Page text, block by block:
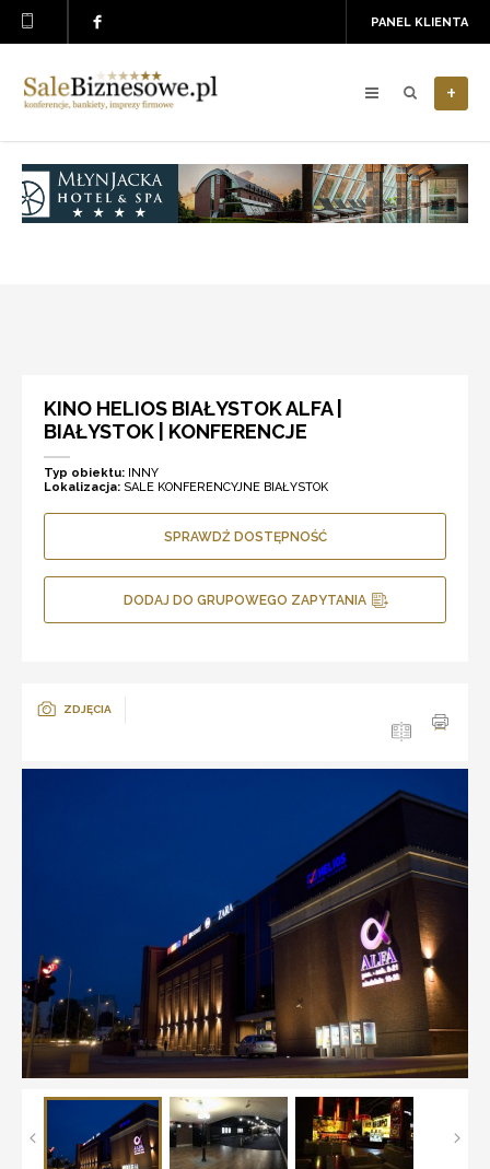
PANEL KLIENTA
+
KINO HELIOS BIAŁYSTOK ALFA |
BIAŁYSTOK | KONFERENCJE
Typ obiektu: INNY
Lokalizacja: SALE KONFERENCYJNE BIAŁYSTOK
SPRAWDŹ DOSTĘPNOŚĆ
DODAJ DO GRUPOWEGO ZAPYTANIA
ZDJĘCIA